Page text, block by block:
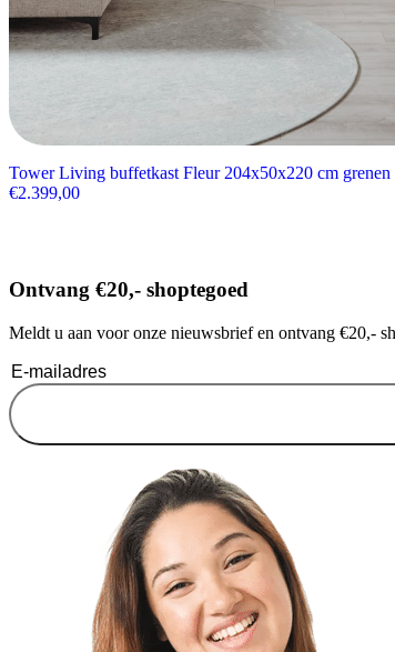
Tower Living buffetkast Fleur 204x50x220 cm grenen
€2.399,00
Ontvang €20,- shoptegoed
Meldt u aan voor onze nieuwsbrief en ontvang €20,-